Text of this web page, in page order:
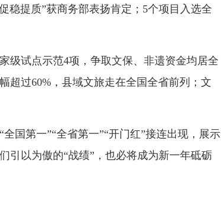
稳提质”获商务部表扬肯定；5个项目入选全
试点示范4项，争取文保、非遗资金均居全
超过60%，县域文旅走在全国全省前列；文
第一”“全省第一”“开门红”接连出现，展示
引以为傲的“战绩”，也必将成为新一年砥砺